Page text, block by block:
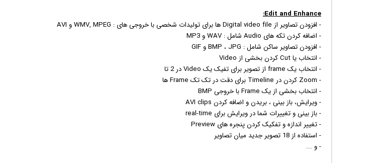
Edit and Enhance:
- افزودن تصاویر از Digital video file ها برای تولیدات شخصی با خروجی های : WMV, MPEG و AVI
- اضافه کردن تکه های Audio شامل : WAV و MP3
- افزودن تصاویر ساکن شامل : BMP ، JPG و GIF
- انتخاب یا Cut کردن بخشی از Video
- انتخاب یک frame از تصویر برای تفیک یک Video در 2 تا
- Zoom کردن در Timeline برای دقت در تک تک Frame ها
- انتخاب بخشی از یک Frame با خروجی BMP
- ویرایش، باز بینی ، بریدن و اضافه کردن AVI clips
- باز بینی و تغییرات شما در ویرایش برای real-time
- تغییر اندازه و تفکیک کردن پنجره های Preview
- استفاده از 18 تصویر جدید میان تصاویر
- و ...